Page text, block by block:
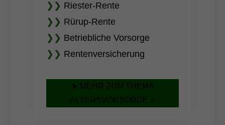
❯❯ Riester-Rente
❯❯ Rürup-Rente
❯❯ Betriebliche Vorsorge
❯❯ Rentenversicherung
➤ MEHR ZUM THEMA
ALTERSVORSORGE ⭐